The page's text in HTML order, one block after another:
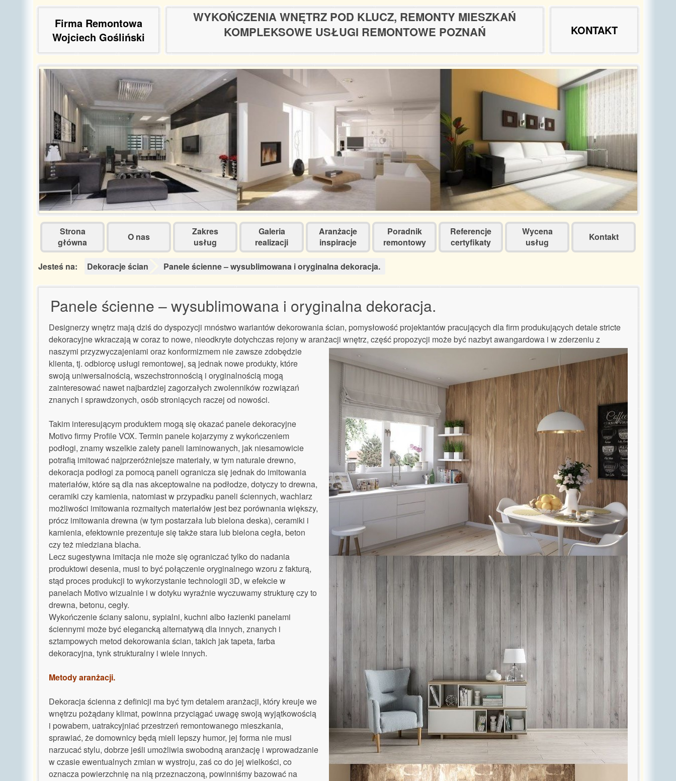
Firma Remontowa
Wojciech Gośliński
WYKOŃCZENIA WNĘTRZ POD KLUCZ, REMONTY MIESZKAŃ
KOMPLEKSOWE USŁUGI REMONTOWE POZNAŃ
KONTAKT
Strona
główna
O nas
Zakres
usług
Galeria
realizacji
Aranżacje
inspiracje
Poradnik
remontowy
Referencje
certyfikaty
Wycena
usług
Kontakt
Jesteś na: Dekoracje ścian Panele ścienne – wysublimowana i oryginalna dekoracja.
Panele ścienne – wysublimowana i oryginalna dekoracja.
Designerzy wnętrz mają dziś do dyspozycji mnóstwo wariantów dekorowania ścian, pomysłowość projektantów pracujących dla firm produkujących detale stricte
dekoracyjne wkraczają w coraz to nowe, nieodkryte dotychczas rejony w aranżacji wnętrz, część propozycji może być nazbytawangardowa i w zderzeniu z
naszymi przyzwyczajeniami oraz konformizmem nie zawsze zdobędzie
klienta, tj. odbiorcę usługi remontowej, są jednak nowe produkty, które
swoją uniwersalnością, wszechstronnością i oryginalnością mogą
zainteresować nawet najbardziej zagorzałych zwolenników rozwiązań
znanych i sprawdzonych, osób stroniących raczej od nowości.
Takim interesującym produktem mogą się okazać panele dekoracyjne
Motivo firmy Profile VOX. Termin panele kojarzymy z wykończeniem
podłogi, znamy wszelkie zalety paneli laminowanych, jak niesamowicie
potrafią imitować najprzeróżniejsze materiały, w tym naturale drewno,
dekoracja podłogi za pomocą paneli ogranicza się jednak do imitowania
materiałów, które są dla nas akceptowalne na podłodze, dotyczy to drewna,
ceramiki czy kamienia, natomiast w przypadku paneli ściennych, wachlarz
możliwości imitowania rozmaitych materiałów jest bez porównania większy,
prócz imitowania drewna (w tym postarzała lub bielona deska), ceramiki i
kamienia, efektownie prezentuje się także stara lub bielona cegła, beton
czy też miedziana blacha.
Lecz sugestywna imitacja nie może się ograniczać tylko do nadania
produktowi desenia, musi to być połączenie oryginalnego wzoru z fakturą,
stąd proces produkcji to wykorzystanie technologii 3D, w efekcie w
panelach Motivo wizualnie i w dotyku wyraźnie wyczuwamy strukturę czy to
drewna, betonu, cegły.
Wykończenie ściany salonu, sypialni, kuchni albo łazienki panelami
ściennymi może być elegancką alternatywą dla innych, znanych i
sztampowych metod dekorowania ścian, takich jak tapeta, farba
dekoracyjna, tynk strukturalny i wiele innych.
Metody aranżacji.
Dekoracja ścienna z definicji ma być tym detalem aranżacji, który kreuje we
wnętrzu pożądany klimat, powinna przyciągać uwagę swoją wyjątkowością
i powabem, uatrakcyjniać przestrzeń remontowanego mieszkania,
sprawiać, że domownicy będą mieli lepszy humor, jej forma nie musi
narzucać stylu, dobrze jeśli umożliwia swobodną aranżację i wprowadzanie
w czasie ewentualnych zmian w wystroju, zaś co do jej wielkości, co
oznacza powierzchnię na nią przeznaczoną, powinniśmy bazować na